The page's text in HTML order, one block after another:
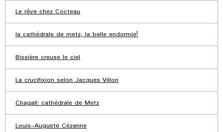
Le rêve chez Cocteau
la cathédrale de metz, la belle endormie!
Bissière creuse le ciel
La crucifixion selon Jacques Villon
Chagall: cathédrale de Metz
Louis-Auguste Cézanne